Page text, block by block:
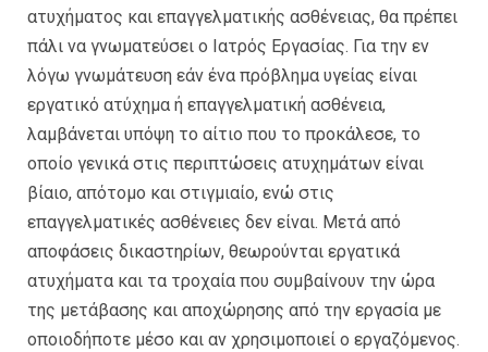
ατυχήματος και επαγγελματικής ασθένειας, θα πρέπει
πάλι να γνωματεύσει ο Ιατρός Εργασίας. Για την εν
λόγω γνωμάτευση εάν ένα πρόβλημα υγείας είναι
εργατικό ατύχημα ή επαγγελματική ασθένεια,
λαμβάνεται υπόψη το αίτιο που το προκάλεσε, το
οποίο γενικά στις περιπτώσεις ατυχημάτων είναι
βίαιο, απότομο και στιγμιαίο, ενώ στις
επαγγελματικές ασθένειες δεν είναι. Μετά από
αποφάσεις δικαστηρίων, θεωρούνται εργατικά
ατυχήματα και τα τροχαία που συμβαίνουν την ώρα
της μετάβασης και αποχώρησης από την εργασία με
οποιοδήποτε μέσο και αν χρησιμοποιεί ο εργαζόμενος.